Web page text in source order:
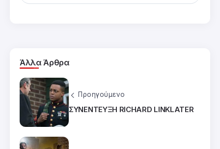
Άλλα Άρθρα
Προηγούμενο
ΣΥΝΕΝΤΕΥΞΗ RICHARD LINKLATER